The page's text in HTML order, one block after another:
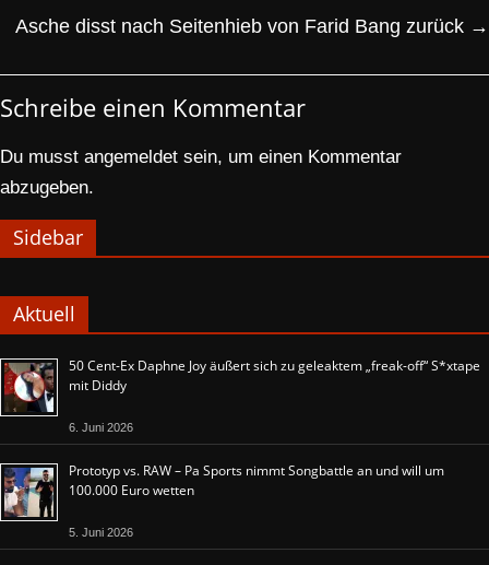
Asche disst nach Seitenhieb von Farid Bang zurück →
Schreibe einen Kommentar
Du musst angemeldet sein, um einen Kommentar
abzugeben.
Sidebar
Aktuell
50 Cent-Ex Daphne Joy äußert sich zu geleaktem „freak-off“ S*xtape
mit Diddy
6. Juni 2026
Prototyp vs. RAW – Pa Sports nimmt Songbattle an und will um
100.000 Euro wetten
5. Juni 2026